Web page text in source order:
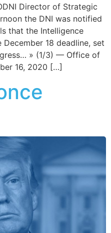
Director of Strategic
the DNI was notified
that the Intelligence
18 deadline, set
» (1/3) — Office of
16, 2020 […]